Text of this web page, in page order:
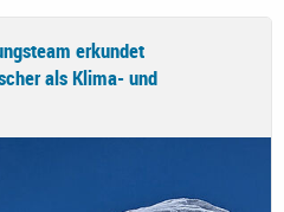
erkundet
als Klima- und